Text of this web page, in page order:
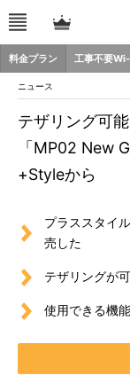
料金プラン 工事不要
ニュース
テザリング可
「MP02 New
+Styleから
プラススタイ
売した
テザリングが
使用できる機